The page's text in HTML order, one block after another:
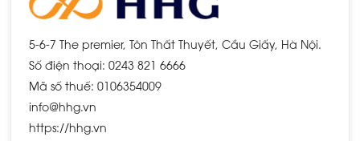
5-6-7 The premier, Tôn Thất Thuyết, Cầu Giấy, Hà Nội.
Số điện thoại: 0243 821 6666
Mã số thuế: 0106354009
info@hhg.vn
https://hhg.vn